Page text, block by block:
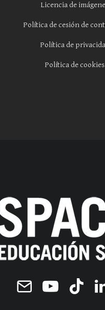
Licencia de
Política de cesión de
Política de
Política de cookies